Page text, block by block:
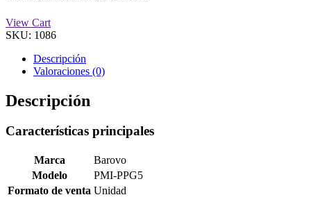
View Cart
SKU: 1086
Descripción
Valoraciones (0)
Descripción
Características principales
Marca
Barovo
Modelo
PMI-PPG5
Formato de venta Unidad